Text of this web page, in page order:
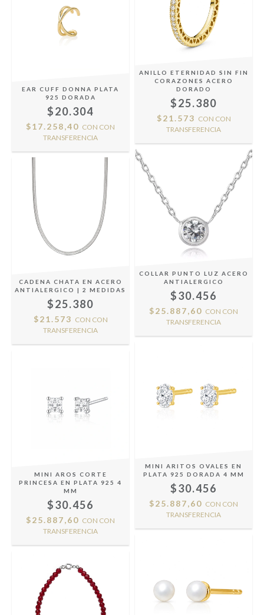
EAR CUFF DONNA PLATA
925 DORADA
$20.304
$17.258,40 CON CON
TRANSFERENCIA
ANILLO ETERNIDAD SIN FIN
CORAZONES ACERO
DORADO
$25.380
$21.573 CON CON
TRANSFERENCIA
CADENA CHATA EN ACERO
ANTIALERGICO | 2 MEDIDAS
$25.380
$21.573 CON CON
TRANSFERENCIA
COLLAR PUNTO LUZ ACERO
ANTIALERGICO
$30.456
$25.887,60 CON CON
TRANSFERENCIA
MINI AROS CORTE
PRINCESA EN PLATA 925 4
MM
$30.456
$25.887,60 CON CON
TRANSFERENCIA
MINI ARITOS OVALES EN
PLATA 925 DORADA 4 MM
$30.456
$25.887,60 CON CON
TRANSFERENCIA